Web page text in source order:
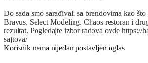
Do sada smo sarađivali sa brendovima kao
Bravus, Select Modeling, Chaos restoran i
rezultat. Pogledajte izbor radova ovde https://
sajtova/
Korisnik nema nijedan postavljen oglas